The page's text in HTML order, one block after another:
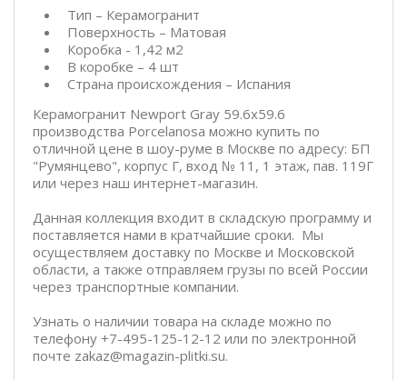
Тип – Керамогранит
Поверхность – Матовая
Коробка - 1,42 м2
В коробке – 4 шт
Страна происхождения – Испания
Керамогранит Newport Gray 59.6x59.6
производства Porcelanosa можно купить по
отличной цене в шоу-руме в Москве по адресу: БП
"Румянцево", корпус Г, вход № 11, 1 этаж, пав. 119Г
или через наш интернет-магазин.
Данная коллекция входит в складскую программу и
поставляется нами в кратчайшие сроки. Мы
осуществляем доставку по Москве и Московской
области, а также отправляем грузы по всей России
через транспортные компании.
Узнать о наличии товара на складе можно по
телефону +7-495-125-12-12 или по электронной
почте zakaz@magazin-plitki.su.